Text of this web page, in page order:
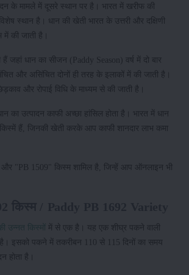
के मामले में दूसरे स्थान पर है। भारत में खरीफ की
स्थान है। धान की खेती भारत के उत्तरी और दक्षिणी
में की जाती है।
जहां धान का सीजन (Paddy Season) वर्ष में दो बार
और असिंचित दोनों ही तरह के इलाकों में की जाती है।
और रोपाई विधि के माध्यम से की जाती है।
का उत्पादन काफी अच्छा हांसिल होता है। भारत में धान
किस्में हैं, जिनकी खेती करके आप काफी शानदार लाभ कमा
"PB 1509" किस्म शामिल है, जिन्हें आप ऑनलाइन भी
उन्नत किस्मों
में से एक है। यह एक शीघ्र पकने वाली
है। इसको पकने में तकरीबन 110 से 115 दिनों का समय
होता है।